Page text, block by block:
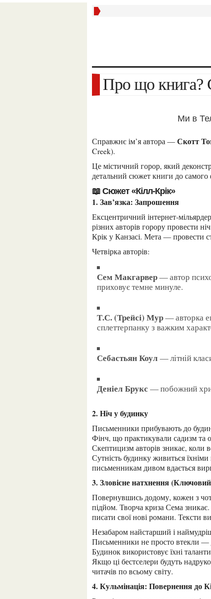
Про що
Ми в
Справжнє ім’я автора —Скотт
Creek).
Це містичний горор, який деконструює класичний троп «будинку з привидами». Ось
детальний сюжет книги до самого
📖 Сюжет «Кілл-Крік»
1. Зав’язка: Запрошення
Ексцентричний інтернет-мільярдер Джастін Вейнрайт запрошує чотирьох відомих, але дуже
різних авторів горору провести
Крік у Канзасі. Мета — провести
Четвірка авторів:
Сем Макгарвер— автор
приховує темне минуле.
Т.С. (Трейсі) Мур— авторка
сплеттерпанку з важким
Себастьян Коул — літній
Деніел Брукс — побожний
2. Ніч у будинку
Письменники прибувають до будинку, який має криваву історію: колись там жили сестри
Фінч, що практикували садизм та
Скептицизм авторів зникає, коли
Сутність будинку живиться
письменникам дивом вдається
3. Зловісне натхнення
Повернувшись додому, кожен з чотирьох авторів раптом відчуває неймовірний творчий
підйом. Творча криза Сема
писати свої нові романи. Тексти
Незабаром найстарший і наймудріший з них, Себастьян Коул, усвідомлює жахливу правду.
Письменники не просто втекли —
Будинок використовує їхні
Якщо ці бестселери будуть
читачів по всьому світу.
4. Кульмінація: Повернення до